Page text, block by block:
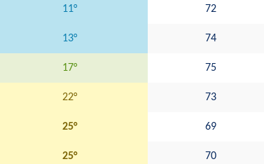
11° 72
13° 74
17° 75
22° 73
25° 69
25° 70